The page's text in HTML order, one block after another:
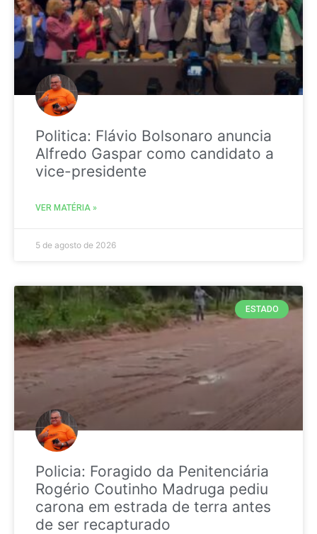
Politica: Flávio Bolsonaro anuncia
Alfredo Gaspar como candidato a
vice-presidente
VER MATÉRIA »
5 de agosto de 2026
ESTADO
Policia: Foragido da Penitenciária
Rogério Coutinho Madruga pediu
carona em estrada de terra antes
de ser recapturado